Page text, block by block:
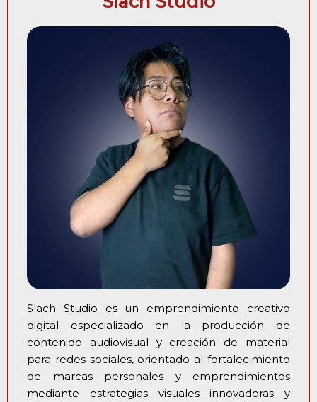
Slach Studio es un emprendimiento creativo
digital especializado en la producción de
contenido audiovisual y creación de material
para redes sociales, orientado al fortalecimiento
de marcas personales y emprendimientos
mediante estrategias visuales innovadoras y